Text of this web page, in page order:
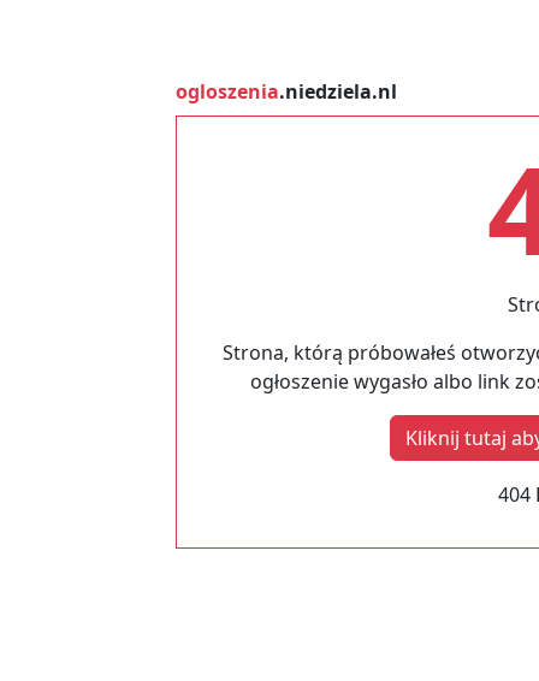
ogloszenia.niedziela.nl
Strona, którą próbowałeś
ogłoszenie wygasło albo link
Kliknij tutaj
404